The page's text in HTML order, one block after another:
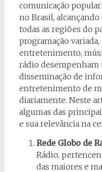
comunicação
no Brasil,
todas as regiões do
programação
entretenimento,
rádio
disseminação de
entretenimento de
diariamente. Neste
algumas das
e sua relevância na
Rede Globo de
Rádio,
das maiores e